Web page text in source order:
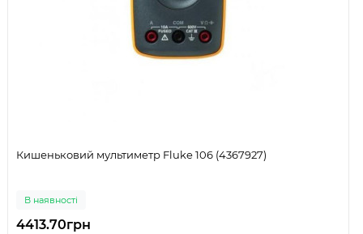
Кишеньковий мультиметр Fluke 106 (4367927)
В наявності
4413.70грн